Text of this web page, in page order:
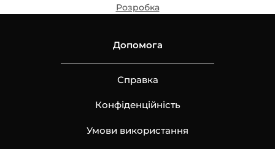
Розробка
Допомога
Справка
Конфіденційність
Умови використання